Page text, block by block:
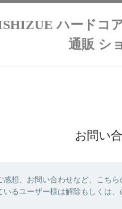
ハードコ
通販 シ
お問い
感想、お問い合わせなど、こち
るユーザー様は解除もしくは、